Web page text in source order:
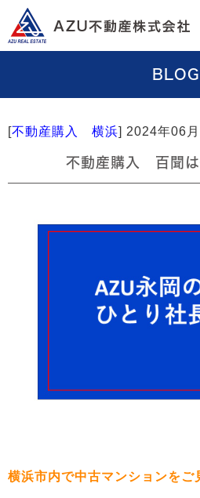
BLOG
[不動産購入 横浜] 2024年06月
不動産購入 百聞は
横浜市内で中古マンションをご